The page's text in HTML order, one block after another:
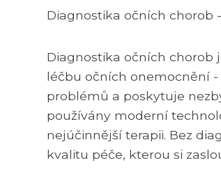
Diagnostika očních chorob
Diagnostika očních chorob
léčbu očních onemocnění
problémů a poskytuje
používány moderní
nejúčinnější terapii. Bez
kvalitu péče, kterou si